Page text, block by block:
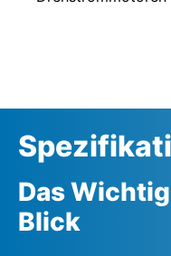
Das
Blick